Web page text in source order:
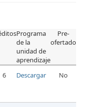
Programa
de la
unidad de
aprendizaje
Pre-
ofertado
6 Descargar No